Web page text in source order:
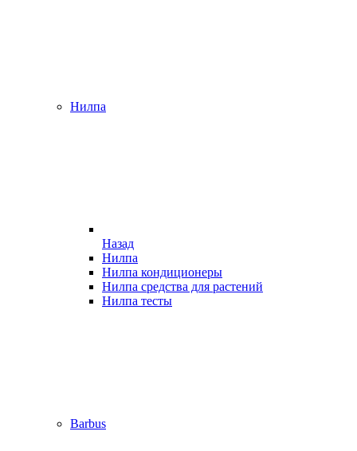
Нилпа
Назад
Нилпа
Нилпа кондиционеры
Нилпа средства для растений
Нилпа тесты
Barbus